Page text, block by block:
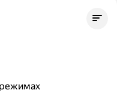
режимах